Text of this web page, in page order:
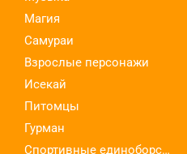
Магия
Самураи
Взрослые персонажи
Исекай
Питомцы
Гурман
Спортивные единоборства